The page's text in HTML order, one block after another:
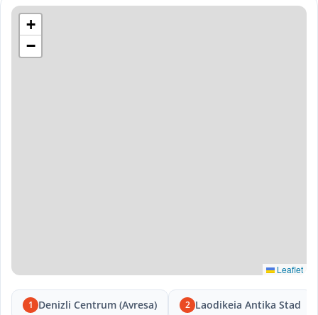
+
−
Leaflet
1 Denizli Centrum (Avresa) 2 Laodikeia Antika Stad